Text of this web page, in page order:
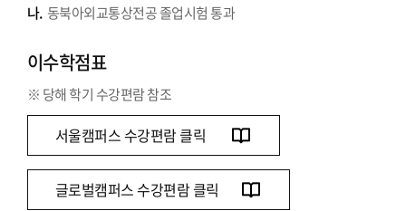
나. 동북아외교통상전공 졸업시험 통과
이수학점표
※ 당해 학기 수강편람 참조
서울캠퍼스 수강편람 클릭
글로벌캠퍼스 수강편람 클릭